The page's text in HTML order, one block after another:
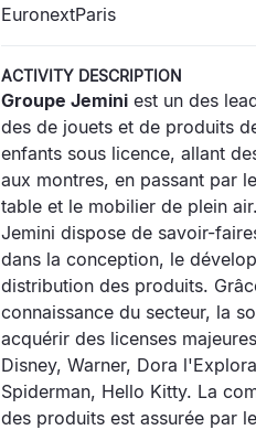
EuronextParis
ACTIVITY DESCRIPTION
Groupe Jemini est un des
des de jouets et de produits
enfants sous licence, allant
aux montres, en passant par
table et le mobilier de plein
Jemini dispose de savoir-
dans la conception, le
distribution des produits.
connaissance du secteur, la
acquérir des licenses
Disney, Warner, Dora
Spiderman, Hello Kitty. La
des produits est assurée par